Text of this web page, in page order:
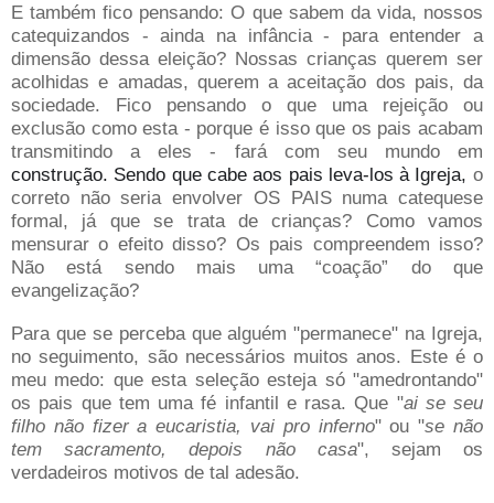
E também fico pensando: O que sabem da vida, nossos
catequizandos - ainda na infância - para entender a
dimensão dessa eleição? Nossas crianças querem ser
acolhidas e amadas, querem a aceitação dos pais, da
sociedade. Fico pensando o que uma rejeição ou
exclusão como esta - porque é isso que os pais acabam
transmitindo a eles - fará com seu mundo em
construção. Sendo que cabe aos pais leva-los à Igreja, o
correto não seria envolver OS PAIS numa catequese
formal, já que se trata de crianças? Como vamos
mensurar o efeito disso? Os pais compreendem isso?
Não está sendo mais uma “coação” do que
evangelização?
Para que se perceba que alguém "permanece" na Igreja,
no seguimento, são necessários muitos anos. Este é o
meu medo: que esta seleção esteja só "amedrontando"
os pais que tem uma fé infantil e rasa. Que "ai se seu
filho não fizer a eucaristia, vai pro inferno" ou "se não
tem sacramento, depois não casa", sejam os
verdadeiros motivos de tal adesão.